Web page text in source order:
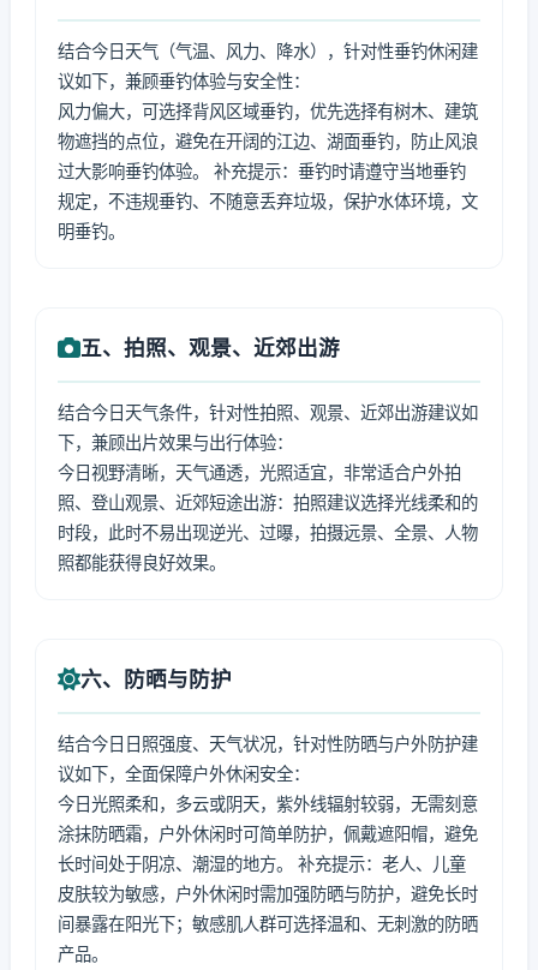
结合今日天气（气温、风力、降水），针对性垂钓休闲建
议如下，兼顾垂钓体验与安全性：
风力偏大，可选择背风区域垂钓，优先选择有树木、建筑
物遮挡的点位，避免在开阔的江边、湖面垂钓，防止风浪
过大影响垂钓体验。 补充提示：垂钓时请遵守当地垂钓
规定，不违规垂钓、不随意丢弃垃圾，保护水体环境，文
明垂钓。
五、拍照、观景、近郊出游
结合今日天气条件，针对性拍照、观景、近郊出游建议如
下，兼顾出片效果与出行体验：
今日视野清晰，天气通透，光照适宜，非常适合户外拍
照、登山观景、近郊短途出游：拍照建议选择光线柔和的
时段，此时不易出现逆光、过曝，拍摄远景、全景、人物
照都能获得良好效果。
六、防晒与防护
结合今日日照强度、天气状况，针对性防晒与户外防护建
议如下，全面保障户外休闲安全：
今日光照柔和，多云或阴天，紫外线辐射较弱，无需刻意
涂抹防晒霜，户外休闲时可简单防护，佩戴遮阳帽，避免
长时间处于阴凉、潮湿的地方。 补充提示：老人、儿童
皮肤较为敏感，户外休闲时需加强防晒与防护，避免长时
间暴露在阳光下；敏感肌人群可选择温和、无刺激的防晒
产品。